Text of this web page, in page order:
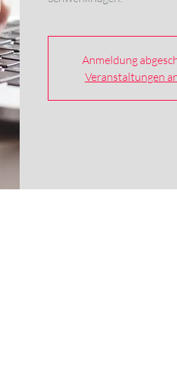
Anmeldung
Veranstaltungen